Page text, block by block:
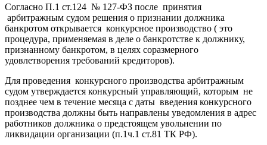
Согласно П.1 ст.124 № 127-ФЗ после принятия
арбитражным судом решения о признании должника
банкротом открывается конкурсное производство ( это
процедура, применяемая в деле о банкротстве к должнику,
признанному банкротом, в целях соразмерного
удовлетворения требований кредиторов).
Для проведения конкурсного производства арбитражным
судом утверждается конкурсный управляющий, которым не
позднее чем в течение месяца с даты введения конкурсного
производства должны быть направлены уведомления в адрес
работников должника о предстоящем увольнении по
ликвидации организации (п.1ч.1 ст.81 ТК РФ).